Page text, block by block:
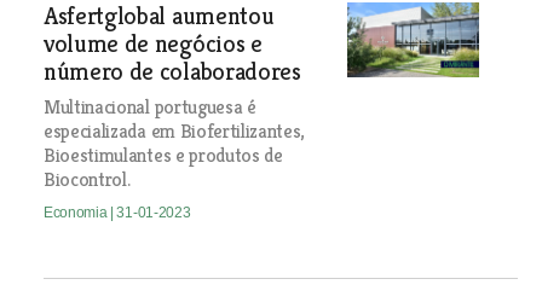
Asfertglobal aumentou
volume de negócios e
número de colaboradores
Multinacional portuguesa é
especializada em Biofertilizantes,
Bioestimulantes e produtos de
Biocontrol.
Economia | 31-01-2023